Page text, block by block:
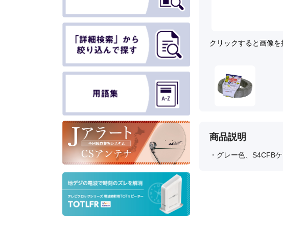
クリックすると画像を
商品説明
・グレー色、S4CFB